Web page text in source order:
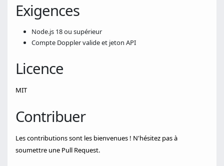
Exigences
Node.js 18 ou supérieur
Compte Doppler valide et jeton API
Licence
MIT
Contribuer
Les contributions sont les bienvenues ! N'hésitez pas à
soumettre une Pull Request.